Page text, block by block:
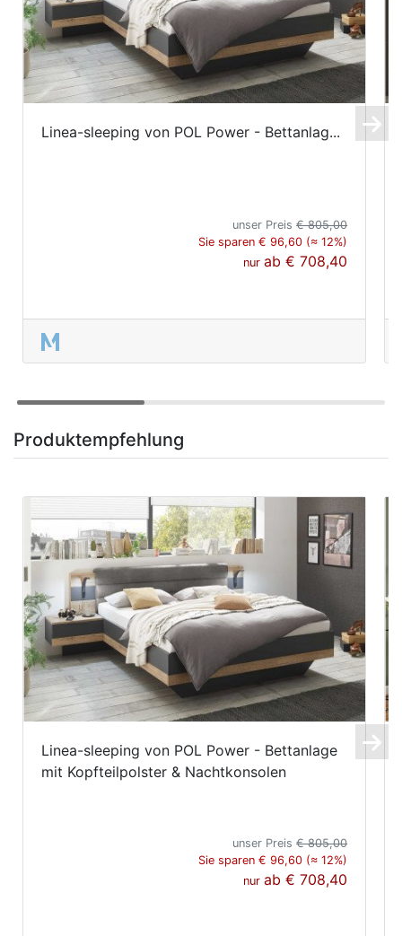
Linea-sleeping von POL Power - Bettanlag...
unser Preis€ 805,00
Sie sparen € 96,60 (≈ 12%)
nurab€ 708,40
Produktempfehlung
Linea-sleeping von POL Power - Bettanlage
mit Kopfteilpolster & Nachtkonsolen
unser Preis€ 805,00
Sie sparen € 96,60 (≈ 12%)
nurab€ 708,40